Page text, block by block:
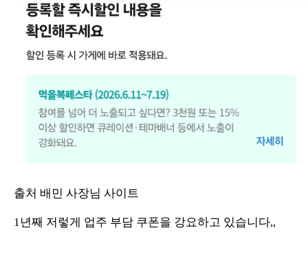
출처 배민 사장님 사이트
1년째 저렇게 업주 부담 쿠폰을 강요하고 있습니다,,